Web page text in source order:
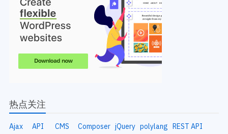
热点关注
Ajax API CMS Composer jQuery polylang REST API